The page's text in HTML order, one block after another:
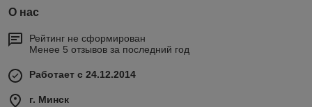
О нас
Рейтинг не сформирован
Менее 5 отзывов за последний год
Работает с 24.12.2014
г. Минск